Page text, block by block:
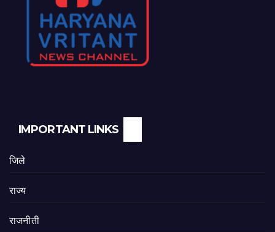
IMPORTANT LINKS
जिले
राज्य
राजनीती